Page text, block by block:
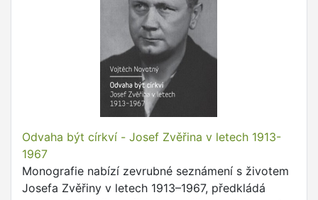
Odvaha být církví - Josef Zvěřina v letech 1913-
1967
Monografie nabízí zevrubné seznámení s životem
Josefa Zvěřiny v letech 1913–1967, předkládá